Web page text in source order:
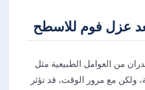
بعد عزل فوم للاسطح
من العوامل الطبيعية مثل
ولكن مع مرور الوقت، قد تؤثر